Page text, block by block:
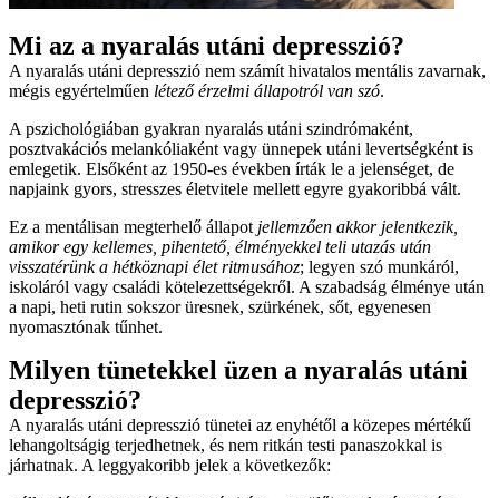
Mi az a nyaralás utáni depresszió?
A nyaralás utáni depresszió nem számít hivatalos mentális zavarnak,
mégis egyértelműen létező érzelmi állapotról van szó.
A pszichológiában gyakran nyaralás utáni szindrómaként,
posztvakációs melankóliaként vagy ünnepek utáni levertségként is
emlegetik. Elsőként az 1950-es években írták le a jelenséget, de
napjaink gyors, stresszes életvitele mellett egyre gyakoribbá vált.
Ez a mentálisan megterhelő állapot jellemzően akkor jelentkezik,
amikor egy kellemes, pihentető, élményekkel teli utazás után
visszatérünk a hétköznapi élet ritmusához; legyen szó munkáról,
iskoláról vagy családi kötelezettségekről. A szabadság élménye után
a napi, heti rutin sokszor üresnek, szürkének, sőt, egyenesen
nyomasztónak tűnhet.
Milyen tünetekkel üzen a nyaralás utáni
depresszió?
A nyaralás utáni depresszió tünetei az enyhétől a közepes mértékű
lehangoltságig terjedhetnek, és nem ritkán testi panaszokkal is
járhatnak. A leggyakoribb jelek a következők: